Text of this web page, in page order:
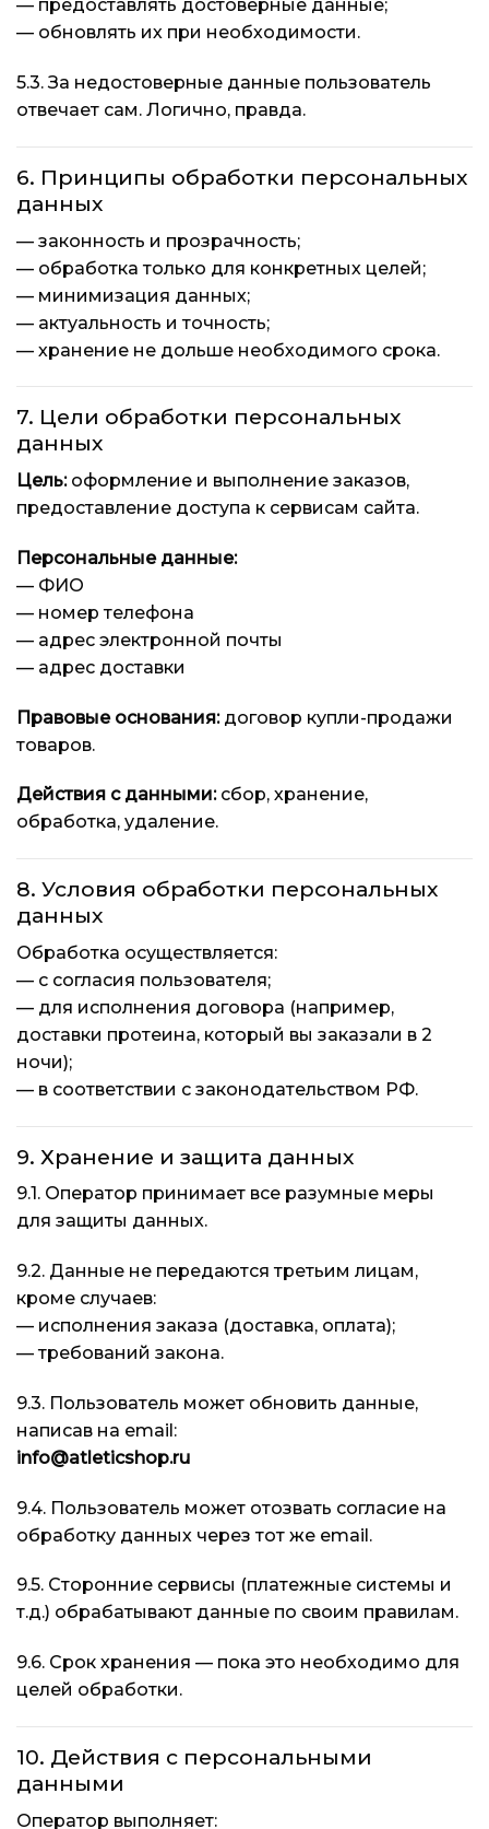
— предоставлять достоверные данные;
— обновлять их при необходимости.
5.3. За недостоверные данные пользователь
отвечает сам. Логично, правда.
6. Принципы обработки персональных
данных
— законность и прозрачность;
— обработка только для конкретных целей;
— минимизация данных;
— актуальность и точность;
— хранение не дольше необходимого срока.
7. Цели обработки персональных
данных
Цель:оформление и выполнение заказов,
предоставление доступа к сервисам сайта.
Персональные данные:
— ФИО
— номер телефона
— адрес электронной почты
— адрес доставки
Правовые основания:договор купли-продажи
товаров.
Действия с данными:сбор, хранение,
обработка, удаление.
8. Условия обработки персональных
данных
Обработка осуществляется:
— с согласия пользователя;
— для исполнения договора (например,
доставки протеина, который вы заказали в 2
ночи);
— в соответствии с законодательством РФ.
9. Хранение и защита данных
9.1. Оператор принимает все разумные меры
для защиты данных.
9.2. Данные не передаются третьим лицам,
кроме случаев:
— исполнения заказа (доставка, оплата);
— требований закона.
9.3. Пользователь может обновить данные,
написав на email:
info@atleticshop.ru
9.4. Пользователь может отозвать согласие на
обработку данных через тот же email.
9.5. Сторонние сервисы (платежные системы и
т.д.) обрабатывают данные по своим правилам.
9.6. Срок хранения — пока это необходимо для
целей обработки.
10. Действия с персональными
данными
Оператор выполняет: